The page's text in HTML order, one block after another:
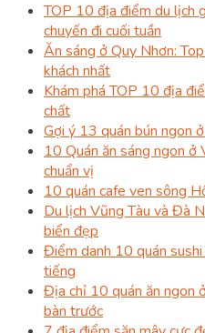
TOP 10 địa điểm du lịch
chuyến đi cuối tuần
Ăn sáng ở Quy Nhơn:
khách nhất
Khám phá TOP 10 địa
chất
Gợi ý 13 quán bún ngon
10 Quán ăn sáng ngon ở
chuẩn vị
10 quán cafe ven sông
Du lịch Vũng Tàu và Đà
biển đẹp
Điểm danh 10 quán sushi
tiếng
Địa chỉ 10 quán ăn ngon
bàn trước